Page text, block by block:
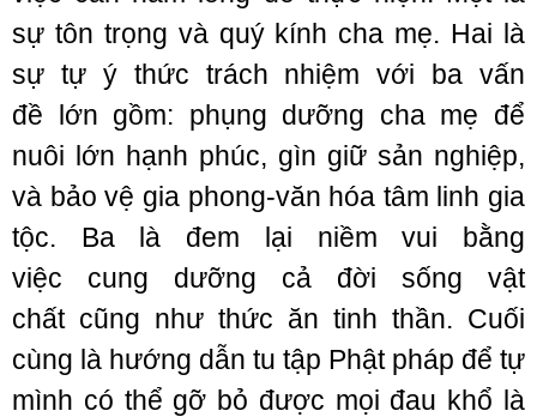
sự tôn trọng và quý kính cha mẹ. Hai là
sự tự ý thức trách nhiệm với ba vấn
đề lớn gồm: phụng dưỡng cha mẹ để
nuôi lớn hạnh phúc, gìn giữ sản nghiệp,
và bảo vệ gia phong-văn hóa tâm linh gia
tộc. Ba là đem lại niềm vui bằng
việc cung dưỡng cả đời sống vật
chất cũng như thức ăn tinh thần. Cuối
cùng là hướng dẫn tu tập Phật pháp để tự
mình có thể gỡ bỏ được mọi đau khổ là